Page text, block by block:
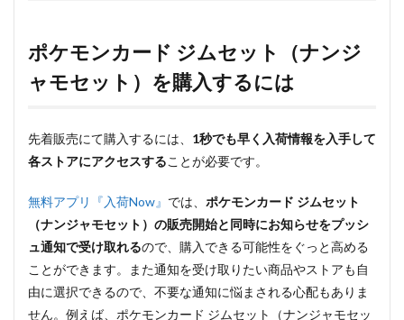
ポケモンカード ジムセット（ナンジ
ャモセット）を購入するには
先着販売にて購入するには、 1秒でも早く入荷情報を入手して
各ストアにアクセスすることが必要です。
無料アプリ『入荷Now』 では、 ポケモンカード ジムセット
（ナンジャモセット）の販売開始と同時にお知らせをプッシ
ュ通知で受け取れるので、購入できる可能性をぐっと高める
ことができます。また通知を受け取りたい商品やストアも自
由に選択できるので、不要な通知に悩まされる心配もありま
せん。例えば、ポケモンカード ジムセット（ナンジャモセッ